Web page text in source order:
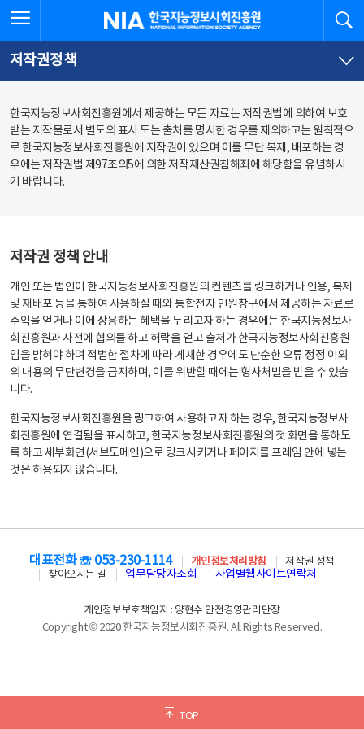
문
로
가
체
뉴
바
가
한국지능정보사회진흥원
저작권정책
한국지능정보사회진흥원에서 제공하는 모든 자료는 저작권법에 의하여 보호
받는 저작물로서 별도의 표시 도는 출처를 명시한 경우를 제외하고는 원칙적으
로 한국지능정보사회진흥원에 저작권이 있으며 이를 무단 복제, 배포하는 경
우에는 저작권법 제97조의5에 의한 저작재산권침해죄에 해당함을 유념하시
기 바랍니다.
저작권 정책 안내
개인 또는 법인이 한국지능정보사회진흥원의 컨텐츠를 링크하거나 인용, 복제
및 재배포 등을 통하여 사용하실 때와 통합전자 민원창구에서 제공하는 자료로
수익을 얻거나 이에 상응하는 혜택을 누리고자 하는 경우에는 한국지능정보사
회진흥원과 사전에 협의를 하고 허락을 얻고 출처가 한국지능정보사회진흥원
임을 밝혀야 하며 적법한 절차에 따라 게재한 경우에도 단순한 오류 정정 이외
의 내용의 무단변경을 금지하며, 이를 위반할 때에는 형사처벌을 받을 수 있습
니다.
한국지능정보사회진흥원을 링크하여 사용하고자 하는 경우, 한국지능정보사
회진흥원에 연결됨을 표시하고, 한국지능정보사회진흥원의 첫 화면을 통하도
록 하고 세부화면(서브도메인)으로 링크시키거나 페이지를 프레임 안에 넣는
것은 허용되지 않습니다.
TOP
대표전화 ☏ 053-230-1114 개인정보처리방침
저작권 정책
찾아오시는 길
업무담당자조회 사업별웹사이트연락처
개인정보보호책임자 : 양현수 안전경영관리단장
Copyright © 2020 한국지능정보사회진흥원. All Rights Reserved.